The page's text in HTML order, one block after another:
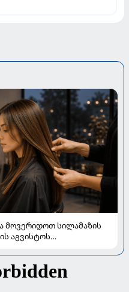
მოვერიდოთ სილამაზის
აგვისტოს